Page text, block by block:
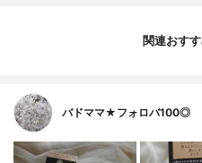
関連おす
バドママ★フォロバ100◎